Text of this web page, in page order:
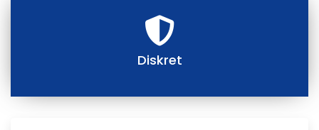
Diskret